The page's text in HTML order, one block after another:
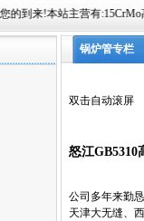
到来!本站主营有:15CrMo
锅炉管专栏
双击自动滚屏
怒江GB5310
公司多年来勤
天津大无缝、